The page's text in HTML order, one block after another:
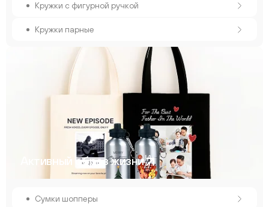
Кружки с фигурной ручкой
Кружки парные
Активный образ жизни
Сумки шопперы